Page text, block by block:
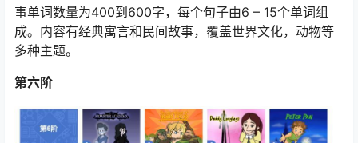
事单词数量为400到600字，每个句子由6 – 15个单词组
成。内容有经典寓言和民间故事，覆盖世界文化，动物等
多种主题。
第六阶